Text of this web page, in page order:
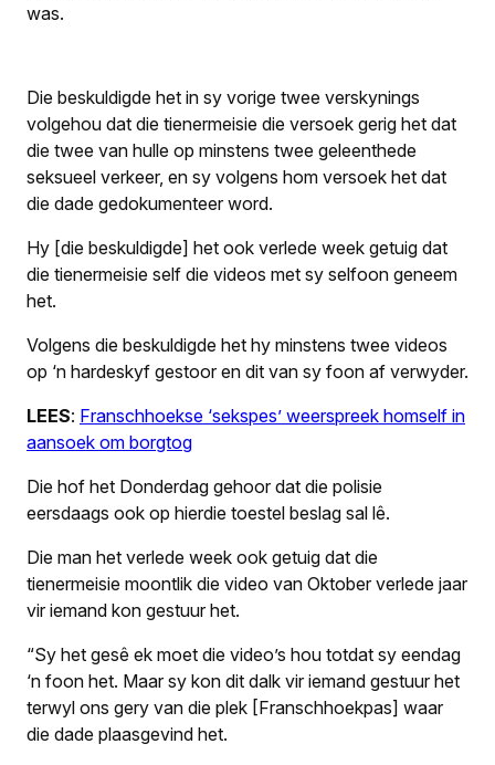
was.
Die beskuldigde het in sy vorige twee verskynings
volgehou dat die tienermeisie die versoek gerig het dat
die twee van hulle op minstens twee geleenthede
seksueel verkeer, en sy volgens hom versoek het dat
die dade gedokumenteer word.
Hy [die beskuldigde] het ook verlede week getuig dat
die tienermeisie self die videos met sy selfoon geneem
het.
Volgens die beskuldigde het hy minstens twee videos
op ‘n hardeskyf gestoor en dit van sy foon af verwyder.
LEES: Franschhoekse ‘sekspes’ weerspreek homself in
aansoek om borgtog
Die hof het Donderdag gehoor dat die polisie
eersdaags ook op hierdie toestel beslag sal lê.
Die man het verlede week ook getuig dat die
tienermeisie moontlik die video van Oktober verlede jaar
vir iemand kon gestuur het.
“Sy het gesê ek moet die video’s hou totdat sy eendag
‘n foon het. Maar sy kon dit dalk vir iemand gestuur het
terwyl ons gery van die plek [Franschhoekpas] waar
die dade plaasgevind het.